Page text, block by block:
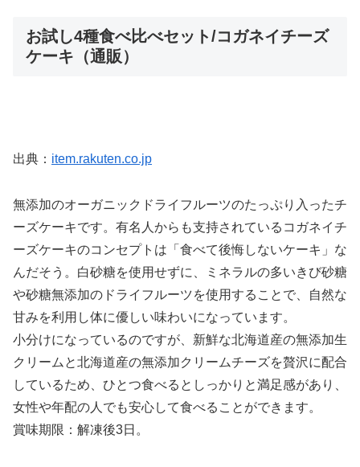
お試し4種食べ比べセット/コガネイチーズ
ケーキ（通販）
出典： item.rakuten.co.jp
無添加のオーガニックドライフルーツのたっぷり入ったチ
ーズケーキです。有名人からも支持されているコガネイチ
ーズケーキのコンセプトは「食べて後悔しないケーキ」な
んだそう。白砂糖を使用せずに、ミネラルの多いきび砂糖
や砂糖無添加のドライフルーツを使用することで、自然な
甘みを利用し体に優しい味わいになっています。
小分けになっているのですが、新鮮な北海道産の無添加生
クリームと北海道産の無添加クリームチーズを贅沢に配合
しているため、ひとつ食べるとしっかりと満足感があり、
女性や年配の人でも安心して食べることができます。
賞味期限：解凍後3日。